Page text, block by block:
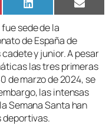
Compartir
en
LinkedIn
en
Email
sede de la
de España de
y junior. A pesar
las tres primeras
de marzo de 2024, se
las intensas
Semana Santa han
deportivas.